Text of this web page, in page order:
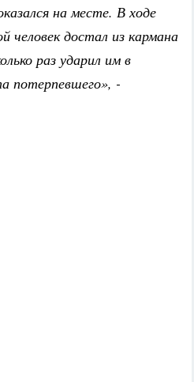
на месте. В ходе
человек достал из кармана
раз ударил им в
потерпевшего», -